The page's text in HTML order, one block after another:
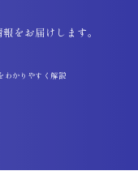
わかりやすく解説
をお届けします。